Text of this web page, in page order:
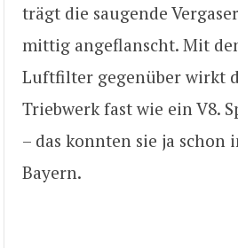
trägt die saugende
mittig angeflanscht. Mit
Luftfilter gegenüber wirkt
Triebwerk fast wie ein V8.
– das konnten sie ja schon
Bayern.